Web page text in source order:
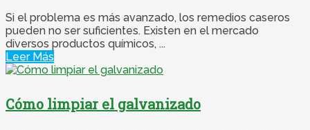
Si el problema es más avanzado, los remedios caseros
pueden no ser suficientes. Existen en el mercado
diversos productos químicos, ...
Leer Más
Cómo limpiar el galvanizado